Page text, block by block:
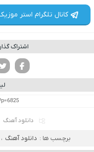
کانال تلگرام استر
اشتراک
دانلود آهنگ
برچسب ها : دانلود آهنگ ،